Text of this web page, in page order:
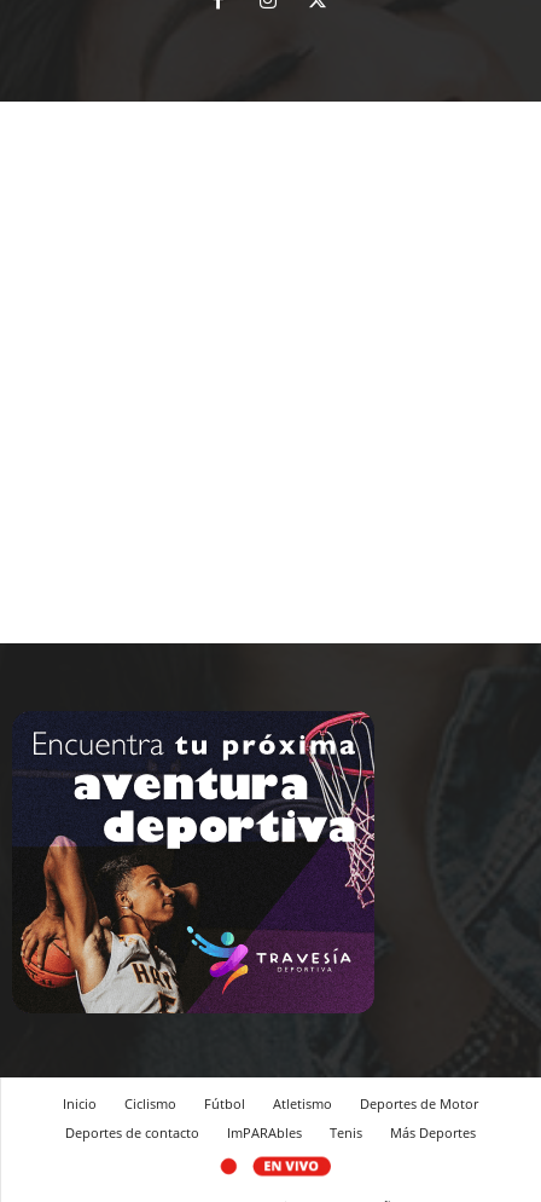
Inicio Ciclismo Fútbol Atletismo
Deportes de Motor
Deportes de contacto
ImPARAbles Tenis Más Deportes